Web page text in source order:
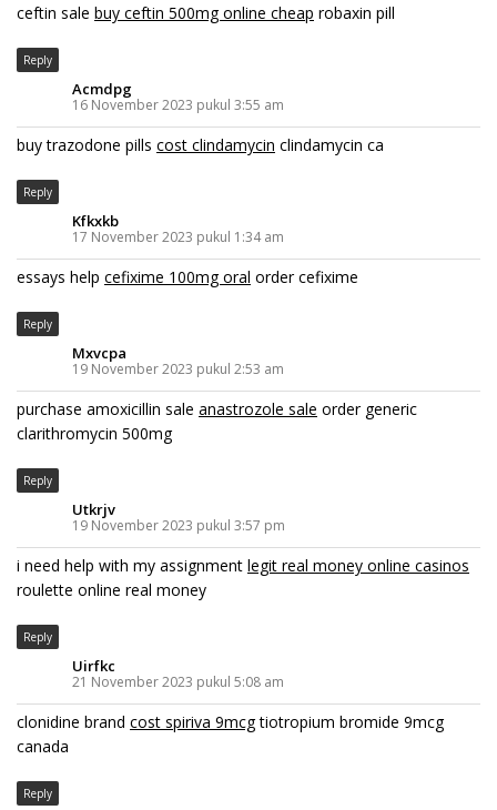
ceftin sale buy ceftin 500mg online cheap robaxin pill
Reply
Acmdpg
16 November 2023 pukul 3:55 am
buy trazodone pills cost clindamycin clindamycin ca
Reply
Kfkxkb
17 November 2023 pukul 1:34 am
essays help cefixime 100mg oral order cefixime
Reply
Mxvcpa
19 November 2023 pukul 2:53 am
purchase amoxicillin sale anastrozole sale order generic
clarithromycin 500mg
Reply
Utkrjv
19 November 2023 pukul 3:57 pm
i need help with my assignment legit real money online casinos
roulette online real money
Reply
Uirfkc
21 November 2023 pukul 5:08 am
clonidine brand cost spiriva 9mcgtiotropium bromide 9mcg
canada
Reply